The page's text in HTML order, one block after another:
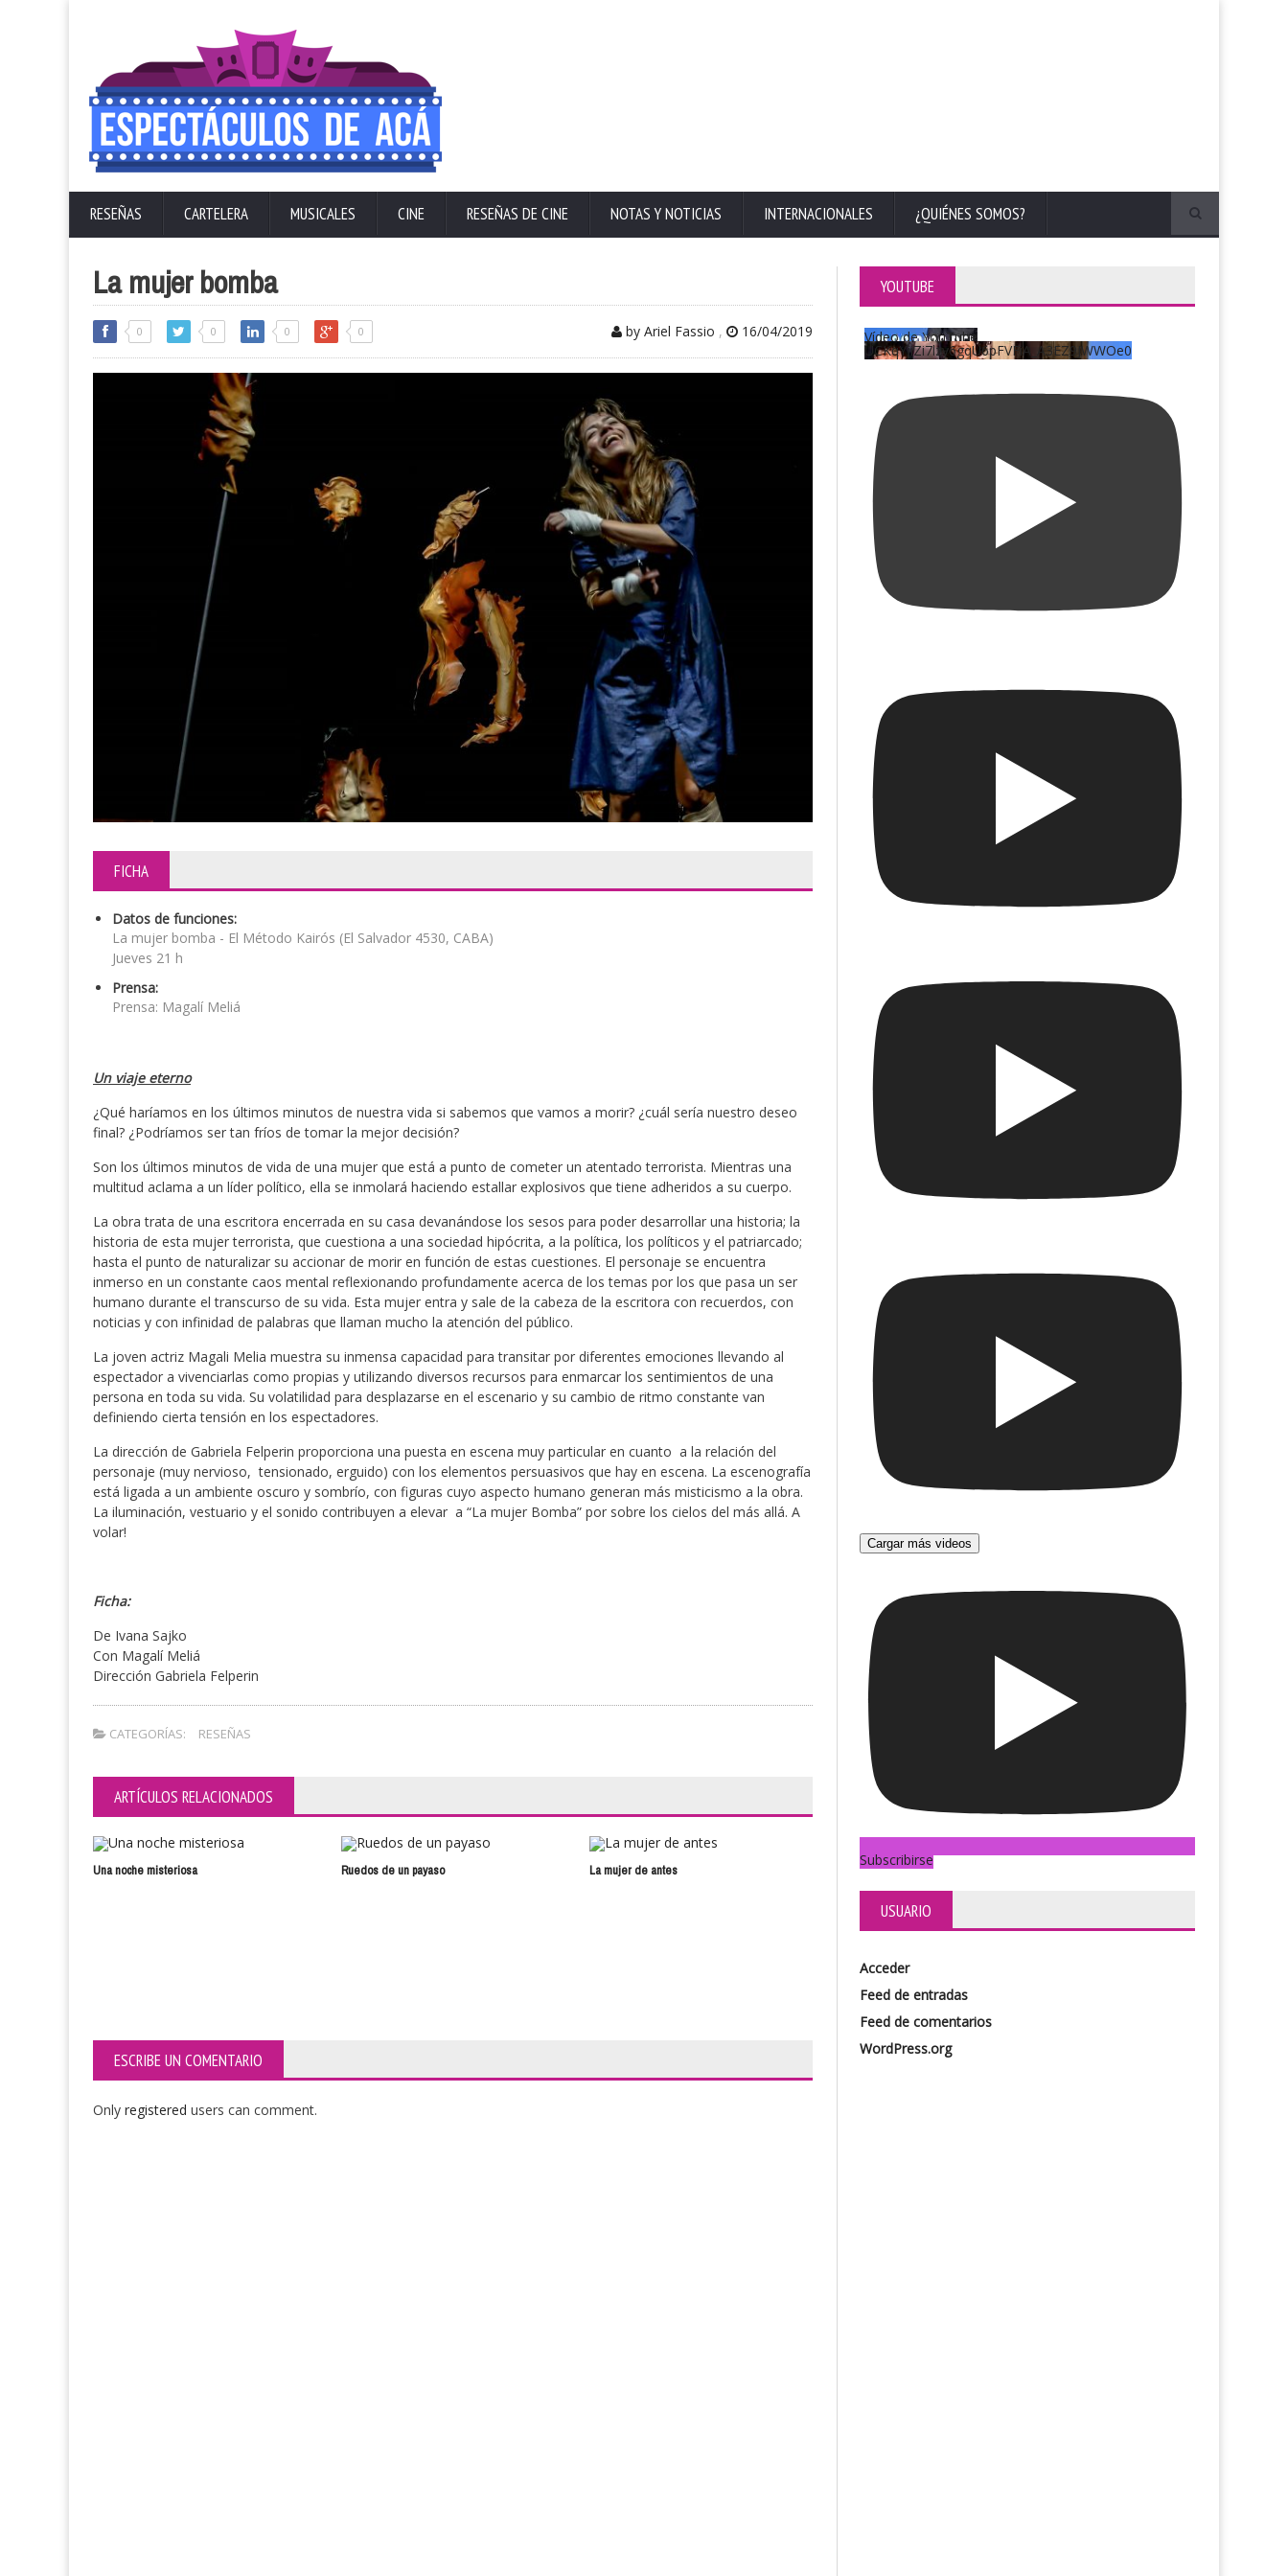
RESEÑAS CARTELERA MUSICALES CINE RESEÑAS DE CINE NOTAS Y NOTICIAS INTERNACIONALES ¿QUIÉNES SOMOS?
La mujer bomba
0 0 0 0 by Ariel Fassio , 16/04/2019
FICHA
Datos de funciones:
La mujer bomba - El Método Kairós (El Salvador 4530, CABA)
Jueves 21 h
Prensa:
Prensa: Magalí Meliá
Un viaje eterno
¿Qué haríamos en los últimos minutos de nuestra vida si sabemos que vamos a morir? ¿cuál sería nuestro deseo
final? ¿Podríamos ser tan fríos de tomar la mejor decisión?
Son los últimos minutos de vida de una mujer que está a punto de cometer un atentado terrorista. Mientras una
multitud aclama a un líder político, ella se inmolará haciendo estallar explosivos que tiene adheridos a su cuerpo.
La obra trata de una escritora encerrada en su casa devanándose los sesos para poder desarrollar una historia; la
historia de esta mujer terrorista, que cuestiona a una sociedad hipócrita, a la política, los políticos y el patriarcado;
hasta el punto de naturalizar su accionar de morir en función de estas cuestiones. El personaje se encuentra
inmerso en un constante caos mental reflexionando profundamente acerca de los temas por los que pasa un ser
humano durante el transcurso de su vida. Esta mujer entra y sale de la cabeza de la escritora con recuerdos, con
noticias y con infinidad de palabras que llaman mucho la atención del público.
La joven actriz Magali Melia muestra su inmensa capacidad para transitar por diferentes emociones llevando al
espectador a vivenciarlas como propias y utilizando diversos recursos para enmarcar los sentimientos de una
persona en toda su vida. Su volatilidad para desplazarse en el escenario y su cambio de ritmo constante van
definiendo cierta tensión en los espectadores.
La dirección de Gabriela Felperin proporciona una puesta en escena muy particular en cuanto a la relación del
personaje (muy nervioso, tensionado, erguido) con los elementos persuasivos que hay en escena. La escenografía
está ligada a un ambiente oscuro y sombrío, con figuras cuyo aspecto humano generan más misticismo a la obra.
La iluminación, vestuario y el sonido contribuyen a elevar a “La mujer Bomba” por sobre los cielos del más allá. A
volar!
Ficha:
De Ivana Sajko
Con Magalí Meliá
Dirección Gabriela Felperin
CATEGORÍAS: RESEÑAS
ARTÍCULOS RELACIONADOS
Una noche misteriosa Ruedos de un payaso La mujer de antes Una sombra voraz
ESCRIBE UN COMENTARIO
Only registered users can comment.
YOUTUBE
Vídeo de YouTube
UCKqYjiZi7lzy6gqU6pFVFiA_A3EZ9JWWOe0
Cargar más videos
Subscribirse
USUARIO
Acceder
Feed de entradas
Feed de comentarios
WordPress.org